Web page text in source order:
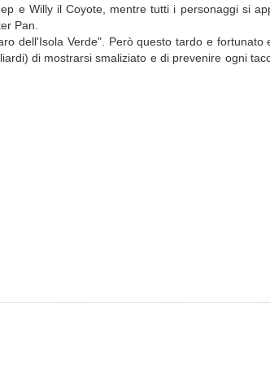
e Willy il Coyote, mentre tutti i personaggi si
Pan.
dell'Isola Verde". Però questo tardo e fortunato
di mostrarsi smaliziato e di prevenire ogni